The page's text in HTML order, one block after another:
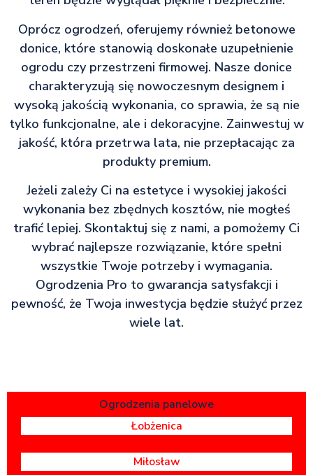
Oprócz ogrodzeń, oferujemy również betonowe
donice, które stanowią doskonałe uzupełnienie
ogrodu czy przestrzeni firmowej. Nasze donice
charakteryzują się nowoczesnym designem i
wysoką jakością wykonania, co sprawia, że są nie
tylko funkcjonalne, ale i dekoracyjne. Zainwestuj w
jakość, która przetrwa lata, nie przepłacając za
produkty premium.
Jeżeli zależy Ci na estetyce i wysokiej jakości
wykonania bez zbędnych kosztów, nie mogłeś
trafić lepiej. Skontaktuj się z nami, a pomożemy Ci
wybrać najlepsze rozwiązanie, które spełni
wszystkie Twoje potrzeby i wymagania.
Ogrodzenia Pro to gwarancja satysfakcji i
pewność, że Twoja inwestycja będzie służyć przez
wiele lat.
Ogrodzenia panelowe
Łobżenica
Miłosław